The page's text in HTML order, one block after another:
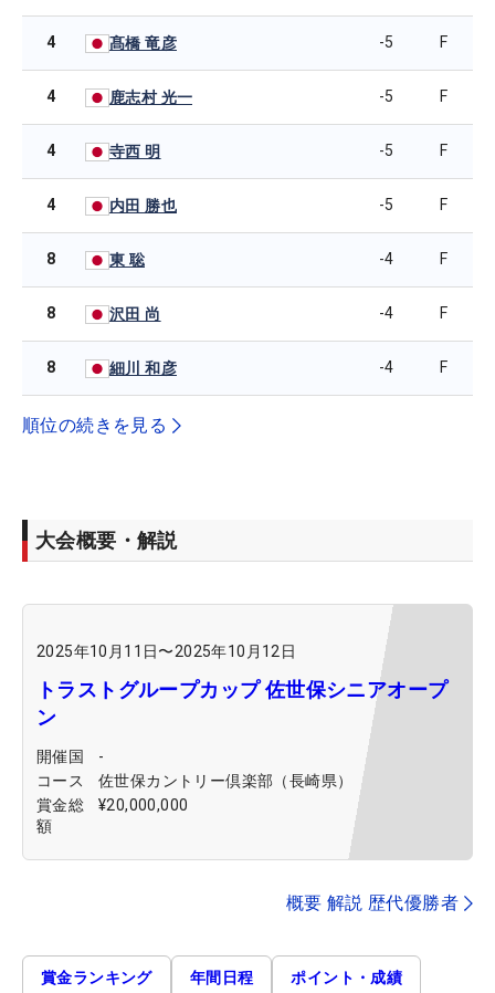
4 髙橋 竜彦 -5 F
4 鹿志村 光一 -5 F
4 寺西 明 -5 F
4 内田 勝也 -5 F
8 東 聡 -4 F
8 沢田 尚 -4 F
8 細川 和彦 -4 F
順位の続きを見る
大会概要・解説
2025年10月11日〜2025年10月12日
トラストグループカップ 佐世保シニアオープ
ン
開催国
-
コース
佐世保カントリー倶楽部（長崎県）
賞金総
額
¥20,000,000
概要 解説 歴代優勝者
賞金ランキング 年間日程 ポイント・成績